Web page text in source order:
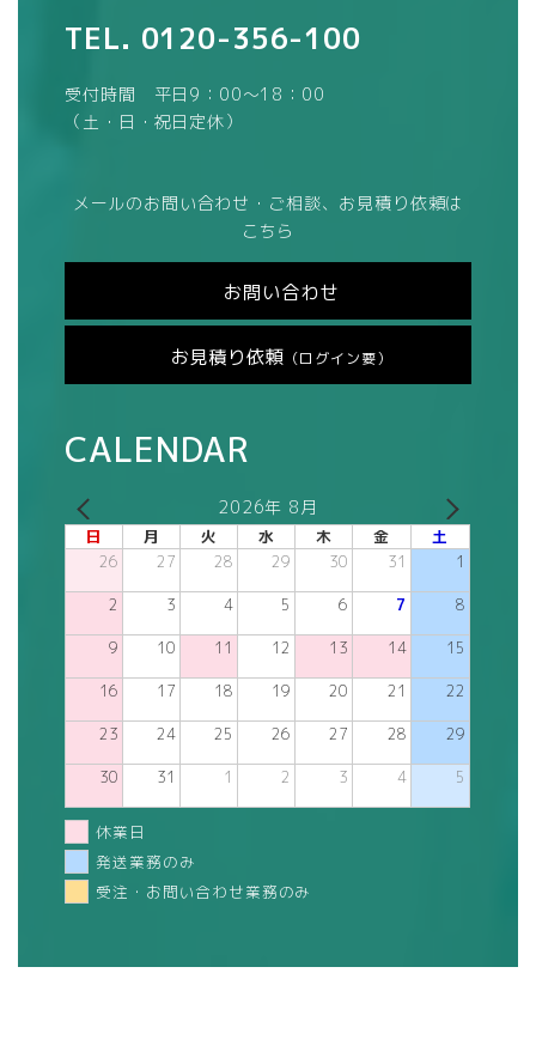
TEL. 0120-356-100
受付時間 平日9：00～18：00
（土・日・祝日定休）
メールのお問い合わせ・ご相談、お見積り依頼は
こちら
お問い合わせ
お見積り依頼 （ログイン要）
CALENDAR
2026年 8月
日 月 火 水 木 金 土
26 27 28 29 30 31 1
2 3 4 5 6 7 8
9 10 11 12 13 14 15
16 17 18 19 20 21 22
23 24 25 26 27 28 29
30 31 1 2 3 4 5
休業日
発送業務のみ
受注・お問い合わせ業務のみ